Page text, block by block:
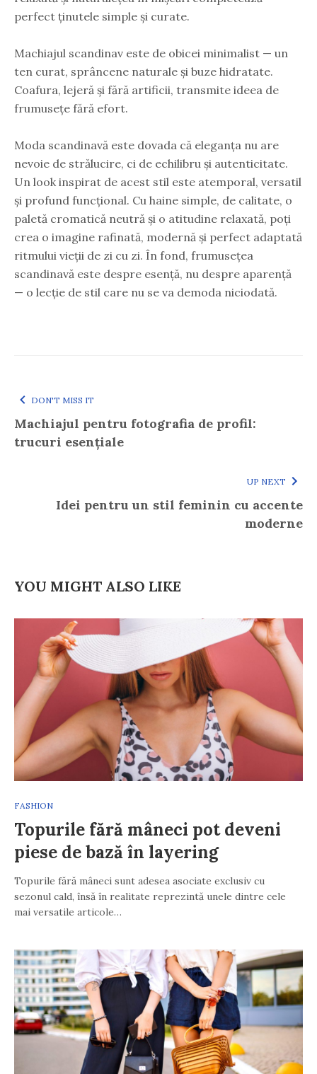
perfect ținutele simple și curate.
Machiajul scandinav este de obicei minimalist — un
ten curat, sprâncene naturale și buze hidratate.
Coafura, lejeră și fără artificii, transmite ideea de
frumusețe fără efort.
Moda scandinavă este dovada că eleganța nu are
nevoie de strălucire, ci de echilibru și autenticitate.
Un look inspirat de acest stil este atemporal, versatil
și profund funcțional. Cu haine simple, de calitate, o
paletă cromatică neutră și o atitudine relaxată, poți
crea o imagine rafinată, modernă și perfect adaptată
ritmului vieții de zi cu zi. În fond, frumusețea
scandinavă este despre esență, nu despre aparență
— o lecție de stil care nu se va demoda niciodată.
DON'T MISS IT
Machiajul pentru fotografia de profil:
trucuri esențiale
UP NEXT
Idei pentru un stil feminin cu accente
moderne
YOU MIGHT ALSO LIKE
FASHION
Topurile fără mâneci pot deveni
piese de bază în layering
Topurile fără mâneci sunt adesea asociate exclusiv cu
sezonul cald, însă în realitate reprezintă unele dintre cele
mai versatile articole…